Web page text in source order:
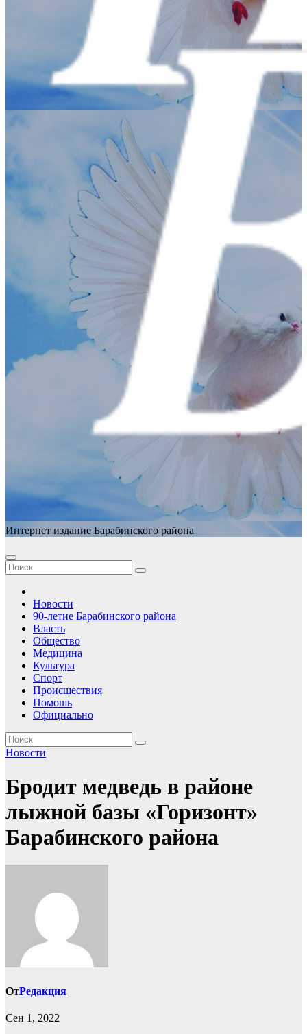
Интернет издание Барабинского района
Новости
90-летие Барабинского района
Власть
Общество
Медицина
Культура
Спорт
Происшествия
Помошь
Официально
Новости
Бродит медведь в районе
лыжной базы «Горизонт»
Барабинского района
ОтРедакция
Сен 1, 2022